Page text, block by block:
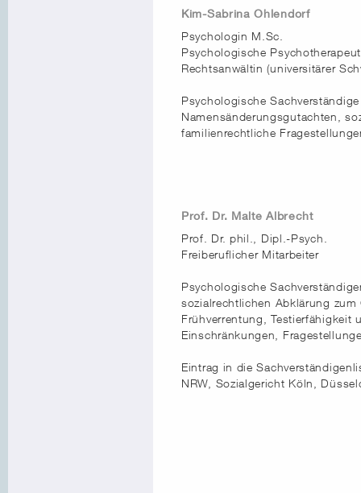
Kim-Sabrina Ohlendorf
Psychologin M.Sc.
Psychologische
Rechtsanwältin (universitärer
Psychologische
Namensänderungsgutachten,
familienrechtliche
Prof. Dr. Malte Albrecht
Prof. Dr. phil., Dipl.-Psych.
Freiberuflicher Mitarbeiter
Psychologische
sozialrechtlichen Abklärung
Frühverrentung, Testierfähigkeit
Einschränkungen,
Eintrag in die
NRW, Sozialgericht Köln,